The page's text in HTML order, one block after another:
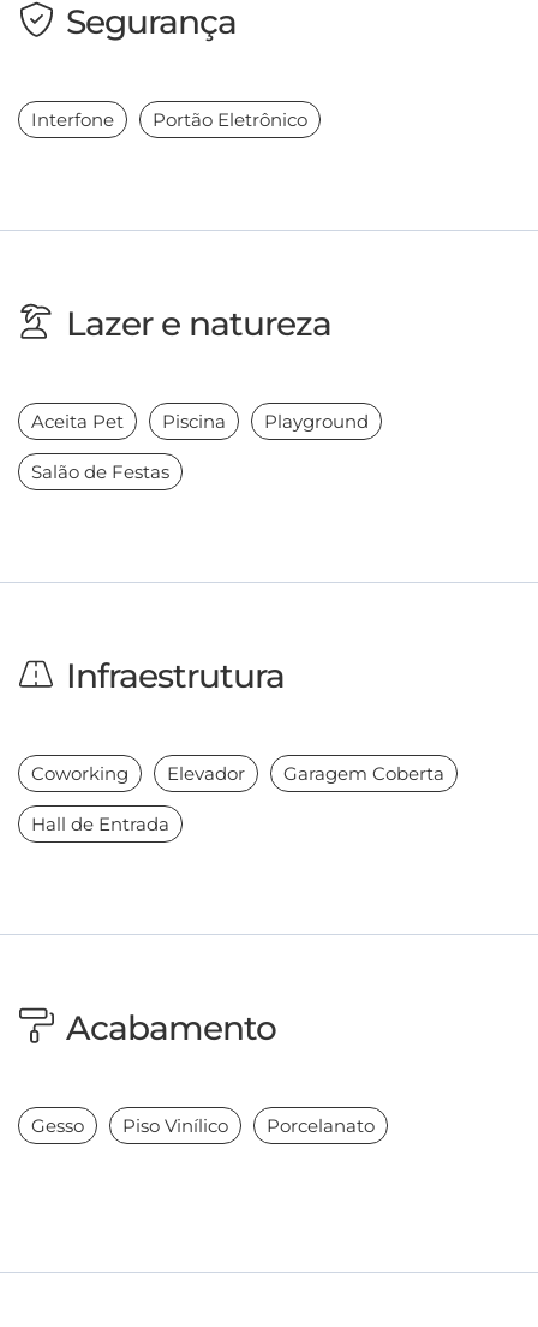
Segurança
Interfone Portão Eletrônico
Lazer e natureza
Aceita Pet Piscina Playground
Salão de Festas
Infraestrutura
Coworking Elevador Garagem Coberta
Hall de Entrada
Acabamento
Gesso Piso Vinílico Porcelanato